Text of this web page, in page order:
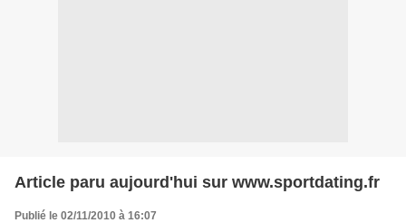
Article paru aujourd'hui sur www.sportdating.fr
Publié le 02/11/2010 à 16:07